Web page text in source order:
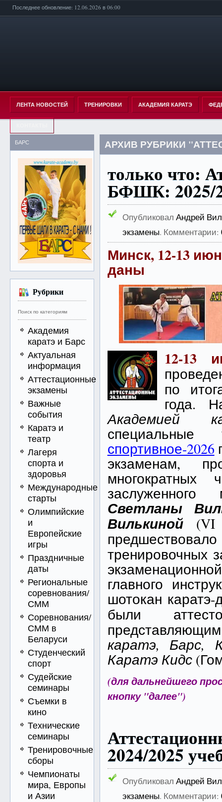
Последнее обновление: 12.06.2026 в 06:00
ЛЕНТА НОВОСТЕЙ ТРЕНИРОВКИ АКАДЕМИЯ КАРАТЭ
БАРС
Рубрики
Поиск по категориям
Академия
каратэ и Барс
Актуальная
информация
Аттестационные
экзамены
Важные
события
Каратэ и
театр
Лагеря
спорта и
здоровья
Международные
старты
Олимпийские
и
Европейские
игры
Праздничные
даты
Региональные
соревнования/
СММ
Соревнования/
СММ в
Беларуси
Студенческий
спорт
Судейские
семинары
Съемки в
кино
Технические
семинары
Тренировочные
сборы
Чемпионаты
мира, Европы
и Азии
АРХИВ РУБРИКИ
только что:
БФШК: 2025/
Опубликовал Андрей
экзамены. Комментарии:
Минск, 12-13
даны
12-13
по
года.
Академией
спортивное-2026
экзаменам,
Светланы
Вилькиной(VI
тренировочных
главного
шотокан каратэ-
были
каратэ, Барс,
Каратэ Кидс
(длядальнейшего
кнопку "далее")
2024/2025
Опубликовал Андрей
экзамены. Комментарии: